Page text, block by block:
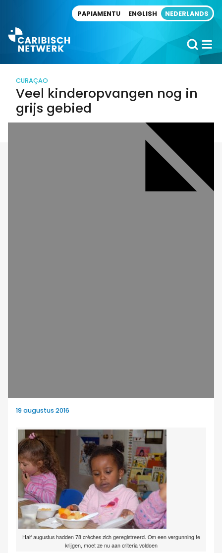
PAPIAMENTU ENGLISH NEDERLANDS
CURAÇAO
Veel kinderopvangen nog in
grijs gebied
19 augustus 2016
Half augustus hadden 78 crèches zich geregistreerd. Om een vergunning te
krijgen, moet ze nu aan criteria voldoen